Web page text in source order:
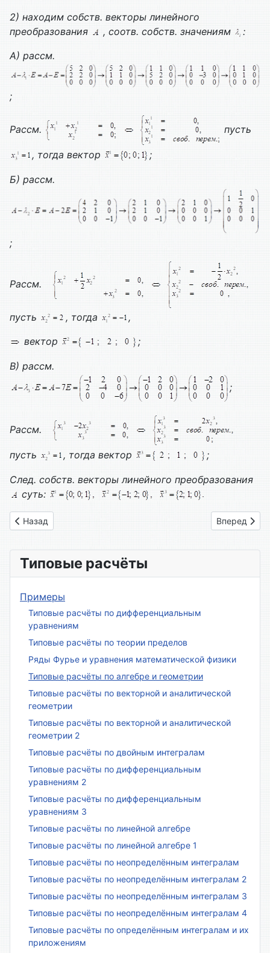
2) находим собств. векторы линейного
преобразования
, соотв. собств. значениям
:
А) рассм.
;
Рассм. пусть
, тогда вектор ;
Б) рассм.
;
Рассм.
пусть , тогда ,
вектор ;
В) рассм.
;
Рассм.
пусть , тогда вектор ;
След. собств. векторы линейного преобразования
суть:
Предыдущий: Вариант № 05
Назад Следующий:
Вперед
Типовые расчёты
Примеры
Типовые расчёты по дифференциальным
уравнениям
Типовые расчёты по теории пределов
Ряды Фурье и уравнения математической физики
Типовые расчёты по алгебре и геометрии
Типовые расчёты по векторной и аналитической
геометрии
Типовые расчёты по векторной и аналитической
геометрии 2
Типовые расчёты по двойным интегралам
Типовые расчёты по дифференциальным
уравнениям 2
Типовые расчёты по дифференциальным
уравнениям 3
Типовые расчёты по линейной алгебре
Типовые расчёты по линейной алгебре 1
Типовые расчёты по неопределённым интегралам
Типовые расчёты по неопределённым интегралам 2
Типовые расчёты по неопределённым интегралам 3
Типовые расчёты по неопределённым интегралам 4
Типовые расчёты по определённым интегралам и их
приложениям